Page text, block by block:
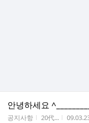
안녕하세요
게시판명
공지사항 작성자
20代... 작성시